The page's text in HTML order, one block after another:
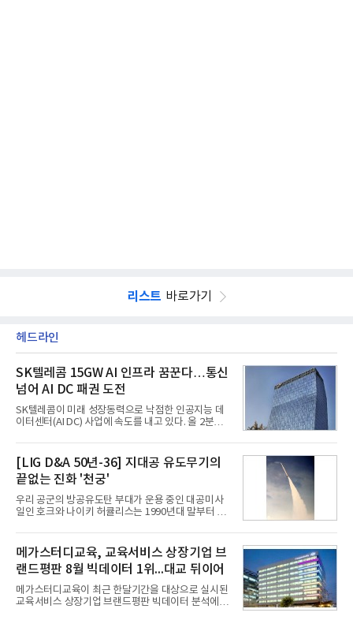
리스트 바로가기
헤드라인
SK텔레콤 15GW AI 인프라 꿈꾼다…통신
넘어 AI DC 패권 도전
SK텔레콤이 미래 성장동력으로 낙점한 인공지능 데
이터센터(AI DC) 사업에 속도를 내고 있다. 올 2분기
는 2035년까지 총 15GW(기가와트) 규모의 AI DC를
구축하겠다는 대형 청사진을 제시하면서다. 이에 따
라 경쟁 구도 역시 이동통신사인 KT, LG유플러스를
넘어 네이버, 삼성SDS 등 IT 인프라 기업으로 확장되
고 있다.7일 SK텔레콤에 따르면 회사는 올해 2분기
연결 기준 매출 4조 3591억원, 영업이익 5660억원을
기록했다. 매출은 전년 동기 대비 0.5%, 영업이익은
따른 기저효과가 실
[LIG D&A 50년-36] 지대공 유도무기의
끝없는 진화 '천궁'
우리 공군의 방공유도탄 부대가 운용 중인 대공미사
일인 호크와 나이키 허큘리스는 1990년대 말부터 성
기존 미사일체계를 대체할 중고도 및 중거리 대공미
사일을 개발하기로 결정했다.처음 KM-SAM 사업으로
불린 이 사업의 명칭은 호크(Iron Hawk, 철매)를 대체
한다는 의미에서 ‘철매Ⅱ’ 로 정해졌다. 철매Ⅱ 개발
사업은 미사일체계 완성 후인 2011년 ‘천궁(天弓)’으
로 다시 장비명이 바뀌었다. 17개 업체와 관련 기관이
참여한 가운데 LIG 넥스원은 탐색 개발에서 체계개발
메가스터디교육, 교육서비스 상장기업 브
랜드평판 8월 빅데이터 1위...대교 뒤이어
메가스터디교육이 최근 한달기간을 대상으로 실시된
교육서비스 상장기업 브랜드평판 빅데이터 분석에서